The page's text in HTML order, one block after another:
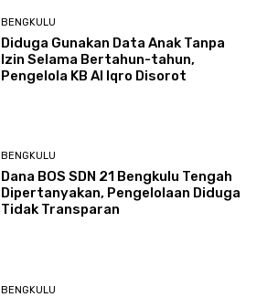
BENGKULU
Diduga Gunakan Data Anak Tanpa
Izin Selama Bertahun-tahun,
Pengelola KB Al Iqro Disorot
BENGKULU
Dana BOS SDN 21 Bengkulu Tengah
Dipertanyakan, Pengelolaan Diduga
Tidak Transparan
BENGKULU